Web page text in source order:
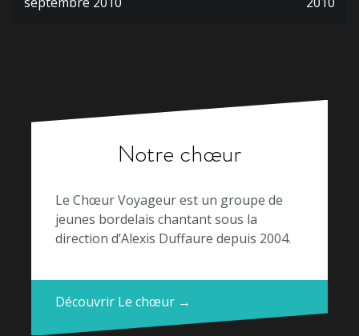
l’article
Notre chœur
Le Chœur Voyageur est un groupe de
jeunes bordelais chantant sous la
direction d’Alexis Duffaure depuis 2004.
Découvrir Le chœur →